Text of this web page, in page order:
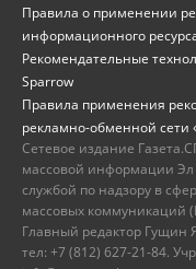
Правила о применении
информационного
Рекомендательные
Sparrow
Правила применения
рекламно-обменной
Сетевое издание
массовой информации
службой по надзору в
массовых коммуникаций
Главный редактор Гущин
тел: +7 (812) 627-21-84.